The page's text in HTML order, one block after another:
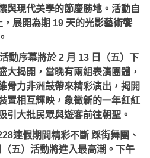
與現代美學的節慶勝地。活動自
展開為期 19 天的光影藝術饗
動序幕將於 2 月 13 日（五）下
大揭開，當晚有兩組表演團體，
骨力非洲鼓帶來精彩演出，揭開
置相互輝映，象徵新的一年紅紅
引大批民眾與遊客前往朝聖。
連假期間精彩不斷 踩街舞團、
五）活動將進入最高潮。下午